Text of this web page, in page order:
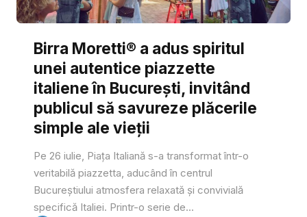
Birra Moretti® a adus spiritul
unei autentice piazzette
italiene în București, invitând
publicul să savureze plăcerile
simple ale vieții
Pe 26 iulie, Piața Italiană s-a transformat într-o
veritabilă piazzetta, aducând în centrul
Bucureștiului atmosfera relaxată și convivială
specifică Italiei. Printr-o serie de...